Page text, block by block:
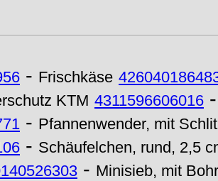
- Frischkäse
KTM 4311596606016
- Pfannenwender, mit
- Schäufelchen, rund, 2,5
- Minisieb, mit